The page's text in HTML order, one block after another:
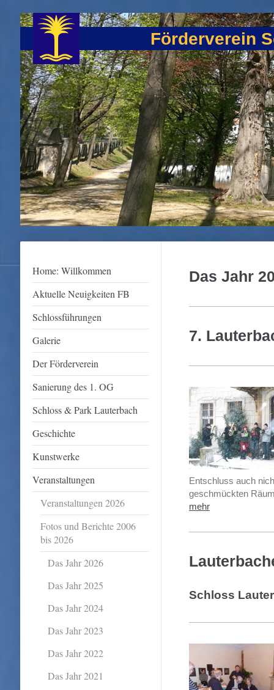
Förderverein
Home: Willkommen
Aktuelle Neuigkeiten FB
Schlossführungen
Galerie
Der Förderverein
Sanierung des 1. OG
Schloss & Park Lauterbach
Geschichte
Kunstwerke
Veranstaltungen
Veranstaltungen 2026
Fotos und Berichte 2006
bis 2026
Das Jahr 2026
Das Jahr 2025
Das Jahr 2024
Das Jahr 2023
Das Jahr 2022
Das Jahr 2021
Das Jahr
7.
Entschluss auch
geschmückten
mehr
Schloss